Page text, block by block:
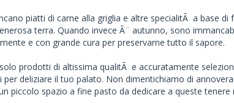
piatti di carne alla griglia e altre specialitÃ a base
terra. Quando invece Ã¨ autunno, sono
e con grande cura per preservarne tutto il sapore.
prodotti di altissima qualitÃ e accuratamente
per deliziare il tuo palato. Non dimentichiamo di
piccolo spazio a fine pasto da dedicare a queste tenere